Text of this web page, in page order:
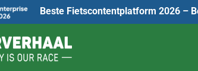
Beste Fietscontentplatform 2026 –